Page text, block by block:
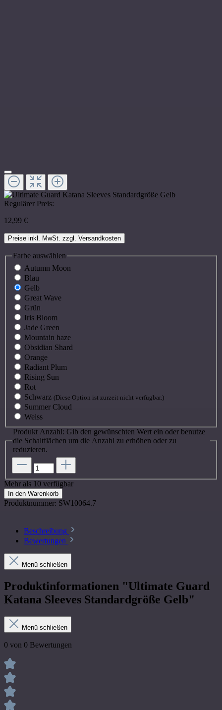
Regulärer Preis:
12,99 €
Preise inkl. MwSt. zzgl. Versandkosten
Farbe auswählen
Autumn Moon
Blau
Gelb
Great Wave
Grün
Iris Bloom
Jade Green
Mountain haze
Obsidian Shard
Orange
Radiant Plum
Rising Sun
Rot
Schwarz (Diese Option ist zurzeit nicht verfügbar.)
Summer Cloud
Weiss
Produkt Anzahl: Gib den gewünschten Wert ein oder benutze
die Schaltflächen um die Anzahl zu erhöhen oder zu
reduzieren.
Mehr als 10 verfügbar
In den Warenkorb
Produktnummer: SW10064.7
Beschreibung
Bewertungen
Menü schließen
Produktinformationen "Ultimate Guard
Katana Sleeves Standardgröße Gelb"
Menü schließen
0 von 0 Bewertungen